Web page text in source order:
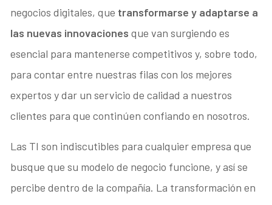
negocios digitales, que transformarse y adaptarse a
las nuevas innovaciones que van surgiendo es
esencial para mantenerse competitivos y, sobre todo,
para contar entre nuestras filas con los mejores
expertos y dar un servicio de calidad a nuestros
clientes para que continúen confiando en nosotros.
Las TI son indiscutibles para cualquier empresa que
busque que su modelo de negocio funcione, y así se
percibe dentro de la compañía. La transformación en